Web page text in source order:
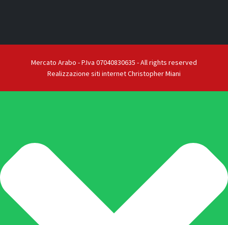
Mercato Arabo - P.Iva 07040830635 - All rights reserved
Realizzazione siti internet Christopher Miani